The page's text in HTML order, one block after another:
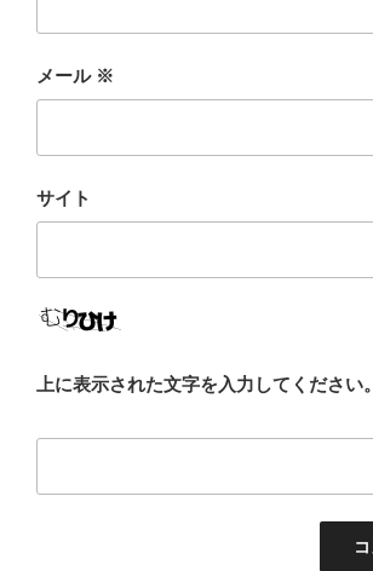
メール ※
サイト
上に表示された文字を入力してください。